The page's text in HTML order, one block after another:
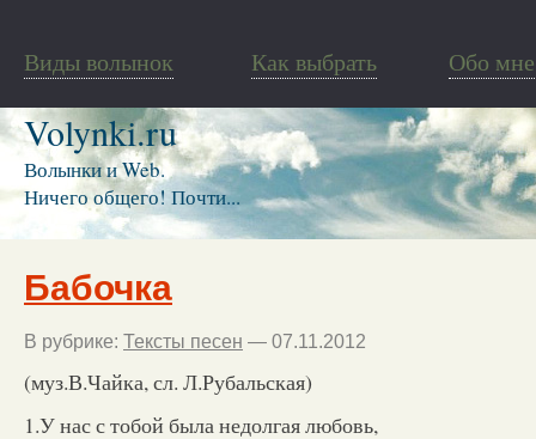
Виды волынок Как выбрать Обо мне
Volynki.ru
Волынки и Web.
Ничего общего! Почти...
Бабочка
В рубрике: Тексты песен — 07.11.2012
(муз.В.Чайка, сл. Л.Рубальская)
1.У нас с тобой была недолгая любовь,